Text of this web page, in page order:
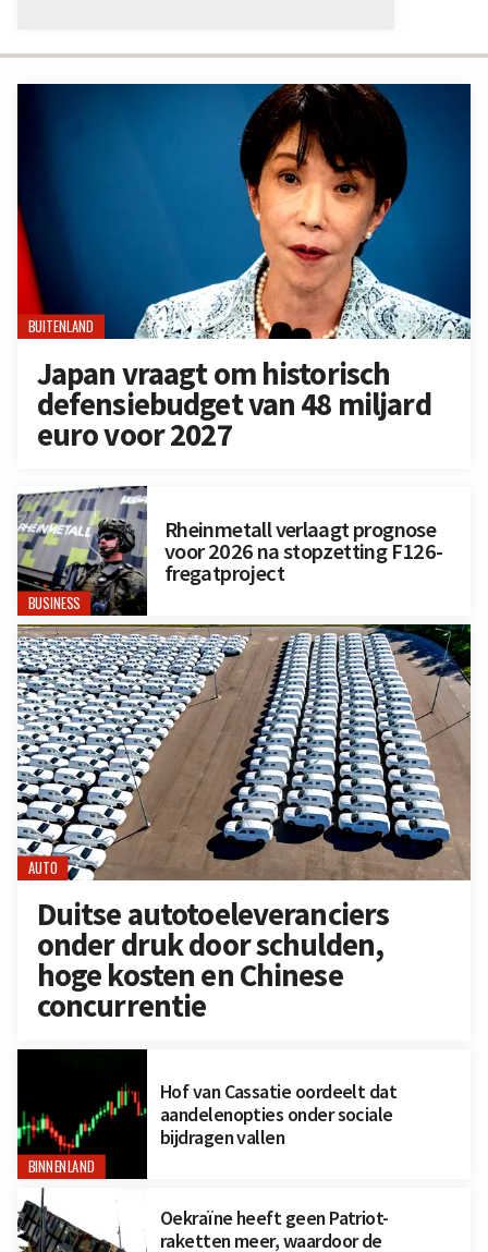
BUITENLAND
Japan vraagt om historisch
defensiebudget van 48 miljard
euro voor 2027
BUSINESS
Rheinmetall verlaagt prognose
voor 2026 na stopzetting F126-
fregatproject
AUTO
Duitse autotoeleveranciers
onder druk door schulden,
hoge kosten en Chinese
concurrentie
BINNENLAND
Hof van Cassatie oordeelt dat
aandelenopties onder sociale
bijdragen vallen
Oekraïne heeft geen Patriot-
raketten meer, waardoor de